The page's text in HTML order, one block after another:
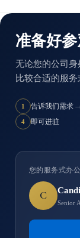
准备好参
无论您的公司
比较合适的服务
1 告诉我们需求
4 即可进驻
您的服务式办
C
Senior